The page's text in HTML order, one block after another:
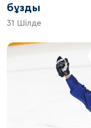
бұзды
31 Шілде